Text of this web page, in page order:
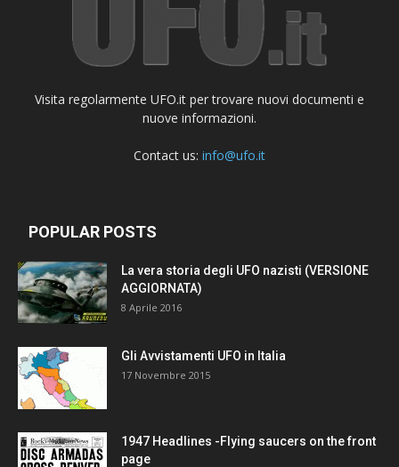
Visita regolarmente UFO.it per trovare nuovi documenti e
nuove informazioni.
Contact us: info@ufo.it
POPULAR POSTS
La vera storia degli UFO nazisti (VERSIONE
AGGIORNATA)
8 Aprile 2016
Gli Avvistamenti UFO in Italia
17 Novembre 2015
1947 Headlines -Flying saucers on the front
page